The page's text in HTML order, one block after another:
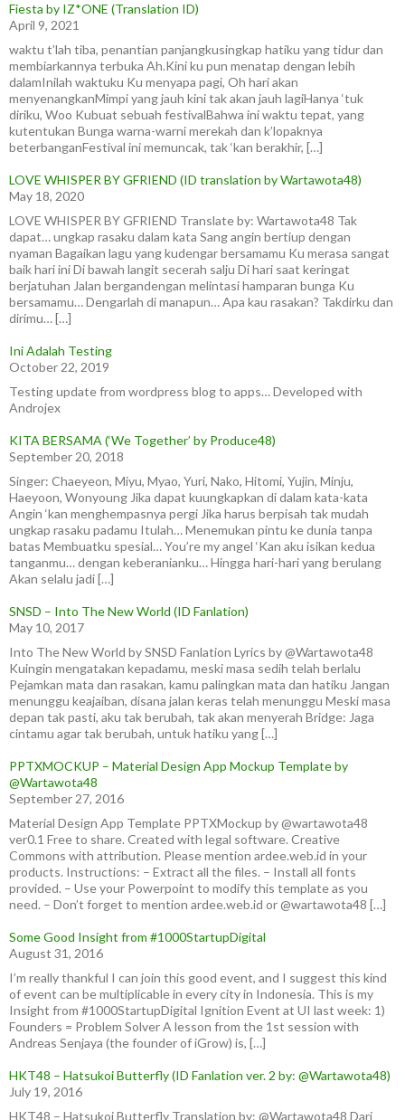
Fiesta by IZ*ONE (Translation ID)
April 9, 2021
waktu t’lah tiba, penantian panjangkusingkap hatiku yang tidur dan
membiarkannya terbuka Ah.Kini ku pun menatap dengan lebih
dalamInilah waktuku Ku menyapa pagi, Oh hari akan
menyenangkanMimpi yang jauh kini tak akan jauh lagiHanya ‘tuk
diriku, Woo Kubuat sebuah festivalBahwa ini waktu tepat, yang
kutentukan Bunga warna-warni merekah dan k’lopaknya
beterbanganFestival ini memuncak, tak ‘kan berakhir, […]
LOVE WHISPER BY GFRIEND (ID translation by Wartawota48)
May 18, 2020
LOVE WHISPER BY GFRIEND Translate by: Wartawota48 Tak
dapat… ungkap rasaku dalam kata Sang angin bertiup dengan
nyaman Bagaikan lagu yang kudengar bersamamu Ku merasa sangat
baik hari ini Di bawah langit secerah salju Di hari saat keringat
berjatuhan Jalan bergandengan melintasi hamparan bunga Ku
bersamamu… Dengarlah di manapun… Apa kau rasakan? Takdirku dan
dirimu… […]
Ini Adalah Testing
October 22, 2019
Testing update from wordpress blog to apps… Developed with
Androjex
KITA BERSAMA (‘We Together’ by Produce48)
September 20, 2018
Singer: Chaeyeon, Miyu, Myao, Yuri, Nako, Hitomi, Yujin, Minju,
Haeyoon, Wonyoung Jika dapat kuungkapkan di dalam kata-kata
Angin ‘kan menghempasnya pergi Jika harus berpisah tak mudah
ungkap rasaku padamu Itulah… Menemukan pintu ke dunia tanpa
batas Membuatku spesial… You’re my angel ‘Kan aku isikan kedua
tanganmu… dengan keberanianku… Hingga hari-hari yang berulang
Akan selalu jadi […]
SNSD – Into The New World (ID Fanlation)
May 10, 2017
Into The New World by SNSD Fanlation Lyrics by @Wartawota48
Kuingin mengatakan kepadamu, meski masa sedih telah berlalu
Pejamkan mata dan rasakan, kamu palingkan mata dan hatiku Jangan
menunggu keajaiban, disana jalan keras telah menunggu Meski masa
depan tak pasti, aku tak berubah, tak akan menyerah Bridge: Jaga
cintamu agar tak berubah, untuk hatiku yang […]
PPTXMOCKUP – Material Design App Mockup Template by
@Wartawota48
September 27, 2016
Material Design App Template PPTXMockup by @wartawota48
ver0.1 Free to share. Created with legal software. Creative
Commons with attribution. Please mention ardee.web.id in your
products. Instructions: – Extract all the files. – Install all fonts
provided. – Use your Powerpoint to modify this template as you
need. – Don’t forget to mention ardee.web.id or @wartawota48 […]
Some Good Insight from #1000StartupDigital
August 31, 2016
I’m really thankful I can join this good event, and I suggest this kind
of event can be multiplicable in every city in Indonesia. This is my
Insight from #1000StartupDigital Ignition Event at UI last week: 1)
Founders = Problem Solver A lesson from the 1st session with
Andreas Senjaya (the founder of iGrow) is, […]
HKT48 – Hatsukoi Butterfly (ID Fanlation ver. 2 by: @Wartawota48)
July 19, 2016
HKT48 – Hatsukoi Butterfly Translation by: @Wartawota48 Dari